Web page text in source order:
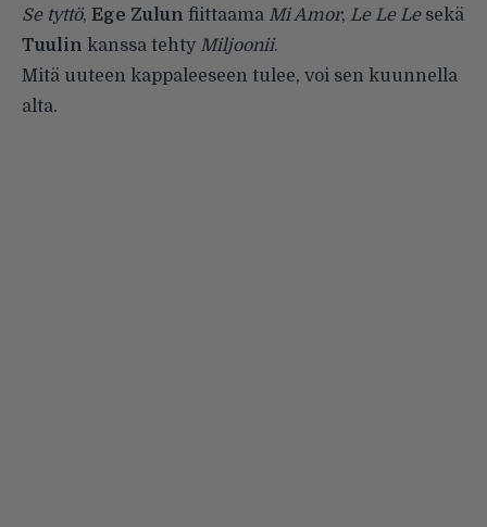
Se tyttö, Ege Zulun fiittaama Mi Amor, Le Le Lesekä
Tuulin kanssa tehty Miljoonii.
Mitä uuteen kappaleeseen tulee, voi sen kuunnella
alta.